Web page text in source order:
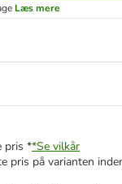
Læs mere
pris **Se vilkår
pris på varianten